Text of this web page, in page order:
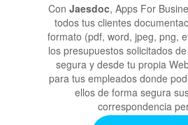
Con Jaesdoc, Apps For
todos tus clientes
formato (pdf, word, jpeg, png,
los presupuestos solicitados
segura y desde tu propia
para tus empleados donde
ellos de forma segura
correspondencia